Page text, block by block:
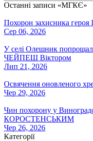
Останні записи «МГКЄ»
Похорон захисника
Сер 06, 2026
У селі Олешник
ЧЕЙПЕШ Віктором
Лип 21, 2026
Освячення оновленого
Чер 29, 2026
Чин похорону у
КОРОСТЕНСЬКИМ
Чер 26, 2026
Категорії